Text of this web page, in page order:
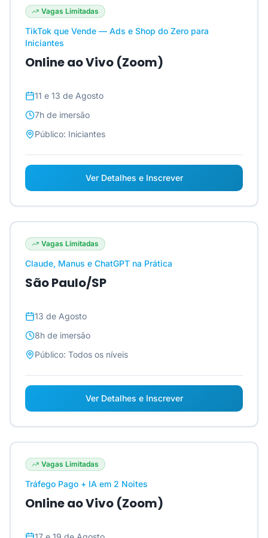
Vagas Limitadas
TikTok que Vende — Ads e Shop do Zero para
Iniciantes
Online ao Vivo (Zoom)
11 e 13 de Agosto
7h de imersão
Público: Iniciantes
Ver Detalhes e Inscrever
Vagas Limitadas
Claude, Manus e ChatGPT na Prática
São Paulo/SP
13 de Agosto
8h de imersão
Público: Todos os níveis
Ver Detalhes e Inscrever
Vagas Limitadas
Tráfego Pago + IA em 2 Noites
Online ao Vivo (Zoom)